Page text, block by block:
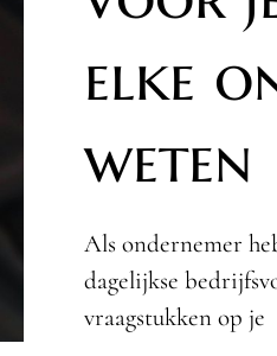
elke
weten
Als ondernemer
dagelijkse
vraagstukken op je